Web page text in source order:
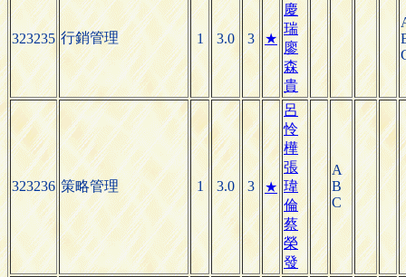
323235 行銷管理 1 3.0 3 ★
慶
瑞
廖
森
貴
323236 策略管理 1 3.0 3 ★
呂
怜
樺
張
瑋
倫
蔡
榮
發
A
B
C